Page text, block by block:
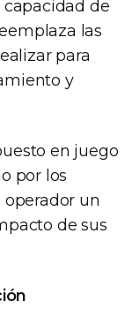
de
las
para
y
en juego
por los
un
de sus